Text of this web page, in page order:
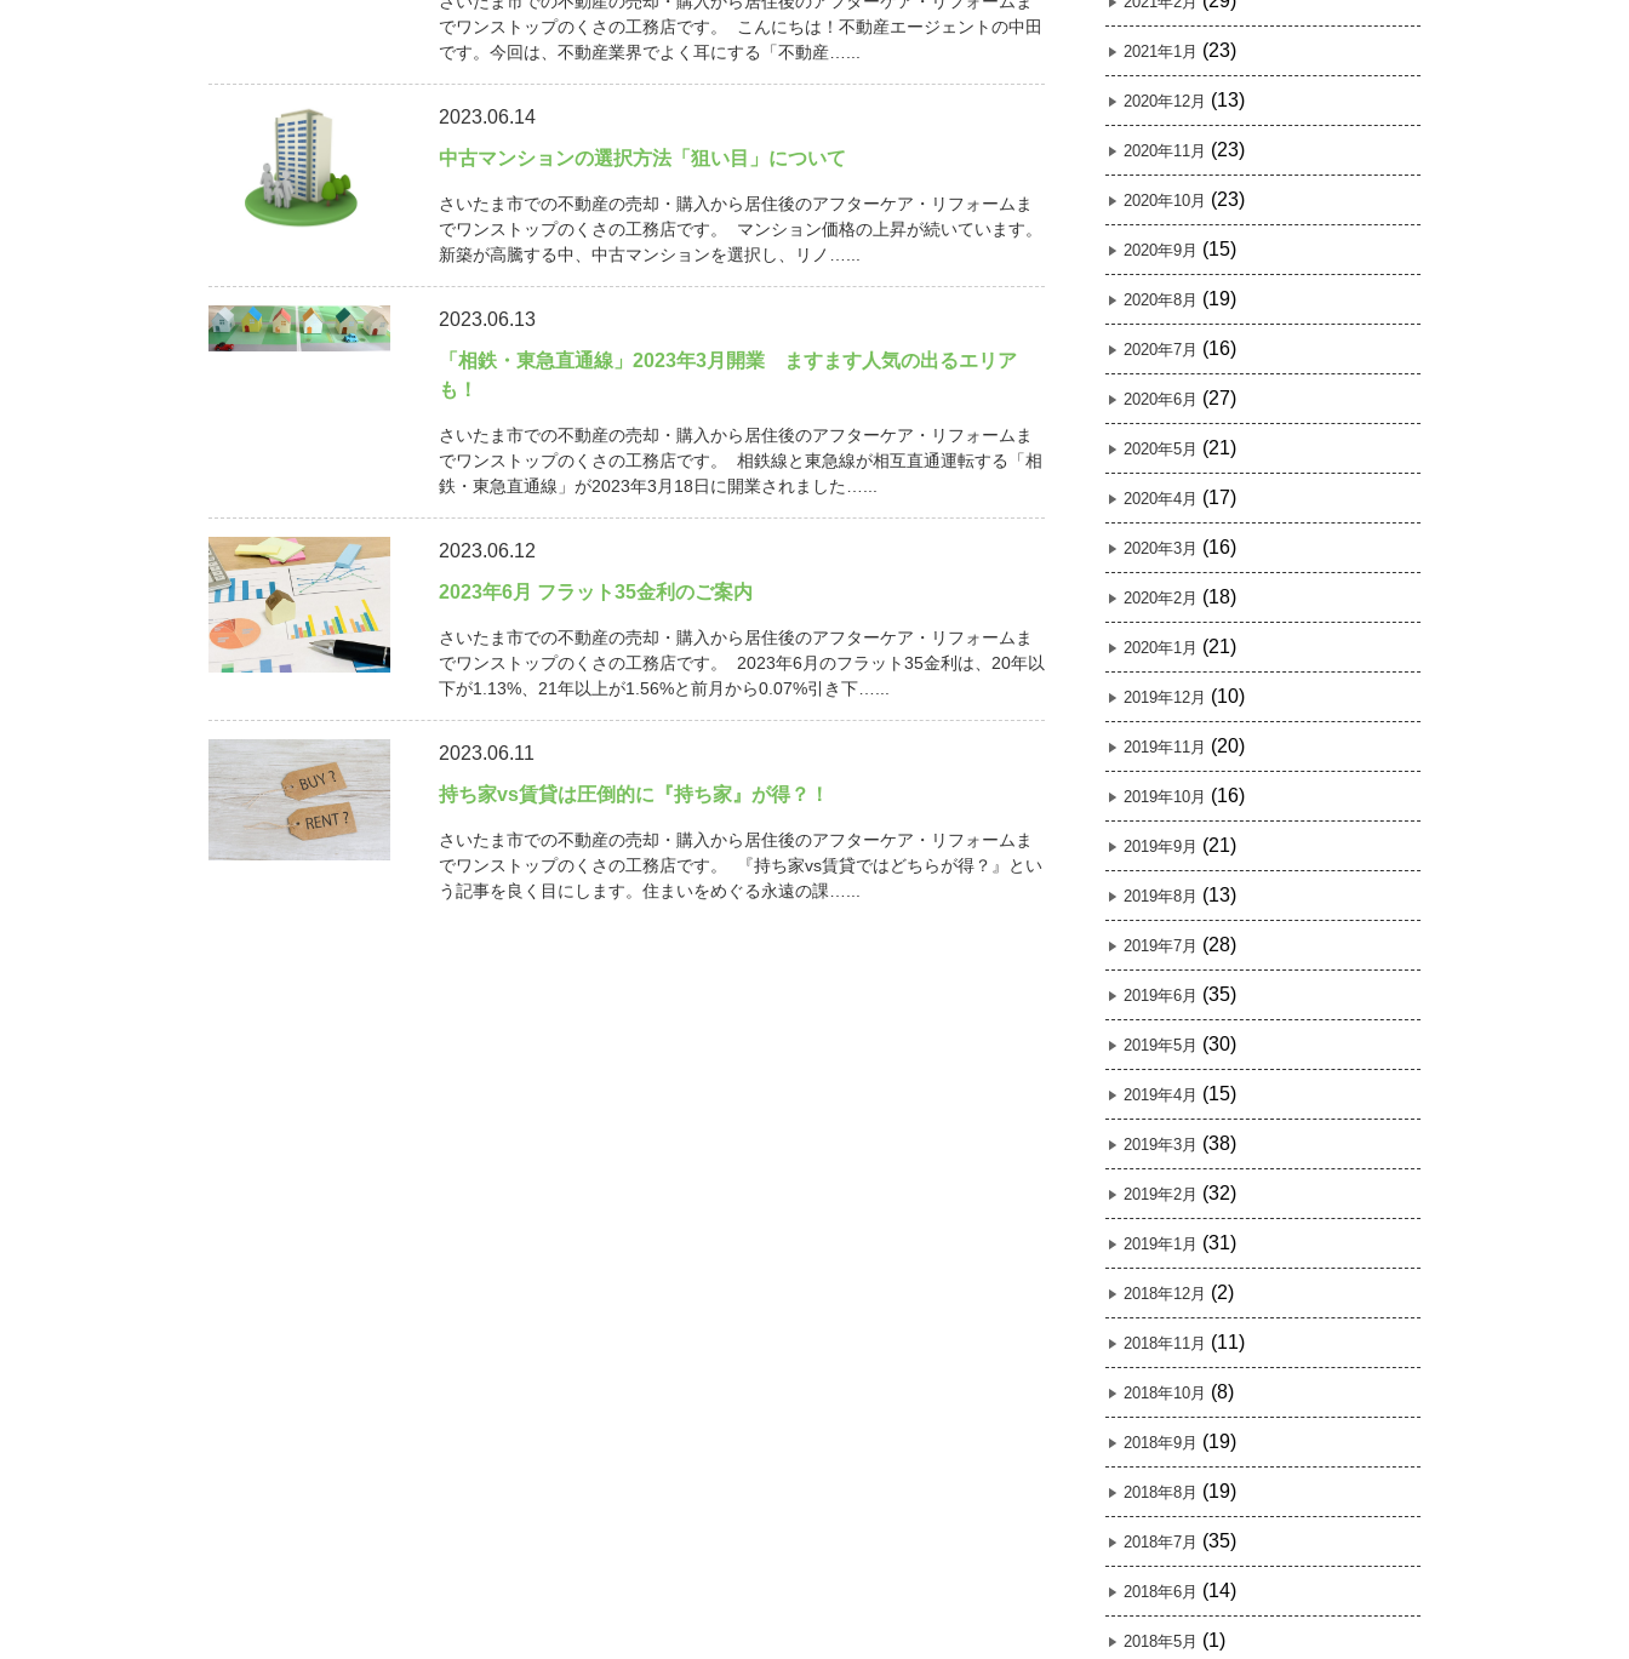
でワンストップのくさの工務店です。 こんにちは！不動産エージェントの中田
です。今回は、不動産業界でよく耳にする「不動産…...
2023.06.14
中古マンションの選択方法「狙い目」について
さいたま市での不動産の売却・購入から居住後のアフターケア・リフォームま
でワンストップのくさの工務店です。 マンション価格の上昇が続いています。
新築が高騰する中、中古マンションを選択し、リノ…...
2023.06.13
「相鉄・東急直通線」2023年3月開業 ますます人気の出るエリア
も！
さいたま市での不動産の売却・購入から居住後のアフターケア・リフォームま
でワンストップのくさの工務店です。 相鉄線と東急線が相互直通運転する「相
鉄・東急直通線」が2023年3月18日に開業されました…...
2023.06.12
2023年6月 フラット35金利のご案内
さいたま市での不動産の売却・購入から居住後のアフターケア・リフォームま
でワンストップのくさの工務店です。 2023年6月のフラット35金利は、20年以
下が1.13%、21年以上が1.56%と前月から0.07%引き下…...
2023.06.11
持ち家vs賃貸は圧倒的に『持ち家』が得？！
さいたま市での不動産の売却・購入から居住後のアフターケア・リフォームま
でワンストップのくさの工務店です。 『持ち家vs賃貸ではどちらが得？』とい
う記事を良く目にします。住まいをめぐる永遠の課…...
2021年1月 (23)
2020年12月 (13)
2020年11月 (23)
2020年10月 (23)
2020年9月 (15)
2020年8月 (19)
2020年7月 (16)
2020年6月 (27)
2020年5月 (21)
2020年4月 (17)
2020年3月 (16)
2020年2月 (18)
2020年1月 (21)
2019年12月 (10)
2019年11月 (20)
2019年10月 (16)
2019年9月 (21)
2019年8月 (13)
2019年7月 (28)
2019年6月 (35)
2019年5月 (30)
2019年4月 (15)
2019年3月 (38)
2019年2月 (32)
2019年1月 (31)
2018年12月 (2)
2018年11月 (11)
2018年10月 (8)
2018年9月 (19)
2018年8月 (19)
2018年7月 (35)
2018年6月 (14)
2018年5月 (1)